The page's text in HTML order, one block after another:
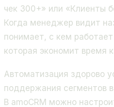
чек 300+» или «Клиенты
Когда менеджер видит
понимает, с кем
которая экономит время
Автоматизация здорово
поддержания сегментов
В amoCRM можно